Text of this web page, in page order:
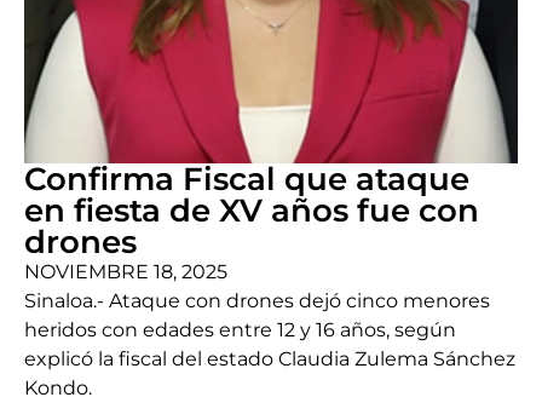
Confirma Fiscal que ataque
en fiesta de XV años fue con
drones
NOVIEMBRE 18, 2025
Sinaloa.- Ataque con drones dejó cinco menores
heridos con edades entre 12 y 16 años, según
explicó la fiscal del estado Claudia Zulema Sánchez
Kondo.